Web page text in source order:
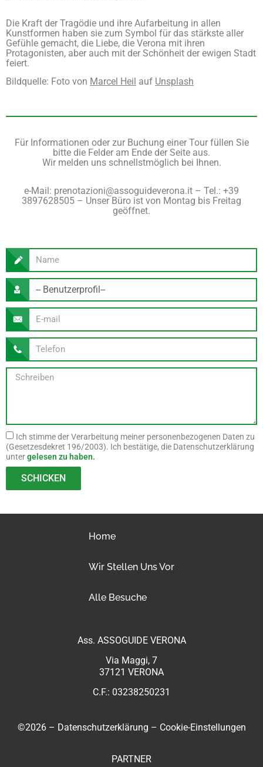
Die Kraft der Tragödie und ihre Aufarbeitung in allen
Kunstformen haben sie zum Symbol für das stärkste aller
Gefühle gemacht, die Liebe, die Verona mit ihren
Protagonisten, aber auch mit der Schönheit der ewigen Stadt
feiert.
Bildquelle: Foto von Marcel Heil auf Unsplash
Für Informationen oder zur Buchung einer Tour füllen Sie
bitte die Felder am Ende der Seite aus.
Wir melden uns schnellstmöglich bei Ihnen.
e-Mail: prenotazioni@assoguideverona.it – Tel.: +39
3897628505 – Unser Büro ist von Montag bis Freitag
geöffnet.
Ich stimme der Verarbeitung meiner personenbezogenen Daten zu
(Gesetzesdekret 196/2003). Ich bestätige, die Datenschutzerklärung
untergelesen zu haben.
SCHICKEN
Home
Wir Stellen Uns Vor
Alle Besuche
Ass. ASSOGUIDE VERONA
Via Maggi, 7
37121 VERONA
C.F.: 03238250231
©2026 – Datenschutzerklärung – Cookie-Einstellungen
PARTNER